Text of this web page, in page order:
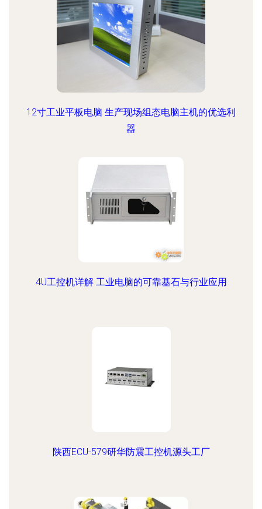
12寸工业平板电脑 生产现场组态电脑主机的优选利
器
4U工控机详解 工业电脑的可靠基石与行业应用
陕西ECU-579研华防震工控机源头工厂